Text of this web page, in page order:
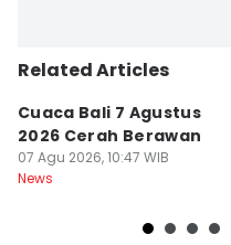
Related Articles
Cuaca Bali 7 Agustus
2026 Cerah Berawan
07 Agu 2026, 10:47 WIB
News